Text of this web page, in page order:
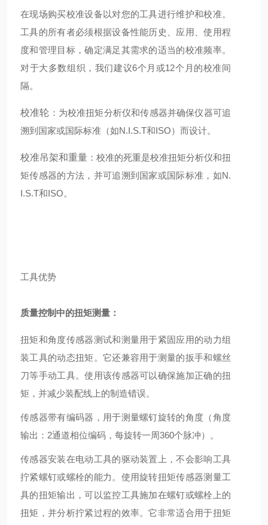
在现场购买校准设备以对您的工具进行维护和校准。
工具的所有者必须根据设备性能历史、应用、使用程
度和管理目标，确定满足其需求的适当的校准频率。
对于大多数组织，我们建议6个月或12个月的校准间
隔。
校准轮 ：为校准扭矩分析仪和传感器并确保仪器可追
溯到国家或国际标准（如N.I.S.T和ISO）而设计。
校准吊架和重量 ：校准的死重是校准扭矩分析仪和扭
矩传感器的方法，并可追溯到国家或国际标准，如N.
I.S.T和ISO。
工具优势
质量控制中的扭矩测量：
扭矩和角度传感器测试和测量用于紧固应用的动力组
装工具的动态扭矩。它还兼容用于测量的扳手和螺丝
刀等手动工具。使用该传感器可以确保施加正确的扭
矩，并减少装配线上的制造错误。
传感器带有编码器，用于测量螺钉旋转的角度（角度
输出：2通道相位编码，每旋转一周360个脉冲）。
传感器安装在电动工具的驱动装置上，不会影响工具
拧紧螺钉或螺栓的能力。使用旋转扭矩传感器测量工
具的扭矩输出，可以监控工具施加在螺钉或螺栓上的
扭矩，并分析拧紧过程的效率。它非常适合用于扭矩